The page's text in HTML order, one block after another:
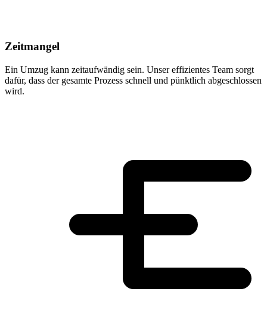
Zeitmangel
Ein Umzug kann zeitaufwändig sein. Unser effizientes Team sorgt
dafür, dass der gesamte Prozess schnell und pünktlich abgeschlossen
wird.